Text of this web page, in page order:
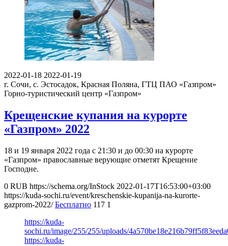
2022-01-18 2022-01-19
г. Сочи, с. Эстосадок, Красная Поляна, ГТЦ ПАО «Газпром»
Горно-туристический центр «Газпром»
Крещенские купания на курорте
«Газпром» 2022
18 и 19 января 2022 года с 21:30 и до 00:30 на курорте
«Газпром» православные верующие отметят Крещение
Господне.
0 RUB https://schema.org/InStock 2022-01-17T16:53:00+03:00
https://kuda-sochi.ru/event/kreschenskie-kupanija-na-kurorte-
gazprom-2022/ Бесплатно 117 1
https://kuda-
sochi.ru/image/255/255/uploads/
https://kuda-